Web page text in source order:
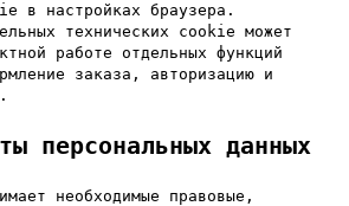
в настройках браузера.
технических cookie может
работе отдельных функций
заказа, авторизацию и
персональных данных
необходимые правовые,